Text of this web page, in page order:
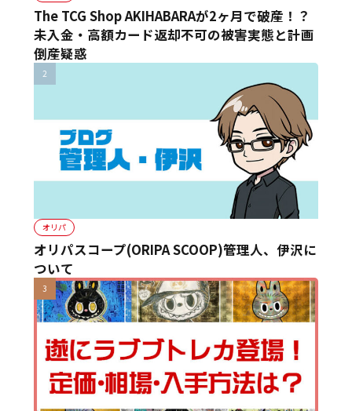
The TCG Shop AKIHABARAが2ヶ月で破産！？
未入金・高額カード返却不可の被害実態と計画
倒産疑惑
オリパ
オリパスコープ(ORIPA SCOOP)管理人、伊沢に
ついて